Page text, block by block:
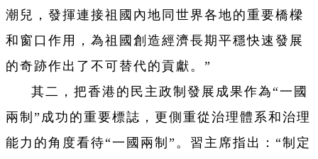
潮兒，發揮連接祖國內地同世界各地的重要橋樑
和窗口作用，為祖國創造經濟長期平穩快速發展
的奇跡作出了不可替代的貢獻。”
其二，把香港的民主政制發展成果作為“一國
兩制”成功的重要標誌，更側重從治理體系和治理
能力的角度看待“一國兩制”。習主席指出：“制定